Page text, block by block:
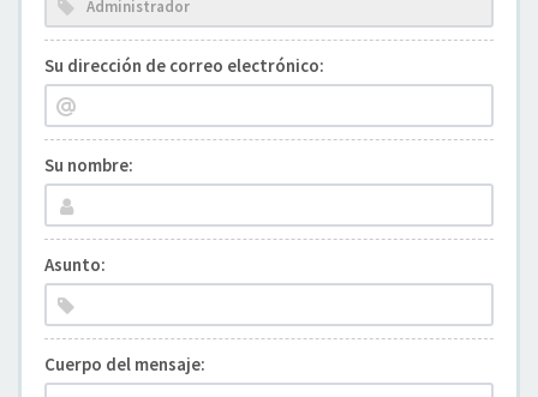
Su dirección de correo electrónico:
Su nombre:
Asunto:
Cuerpo del mensaje: